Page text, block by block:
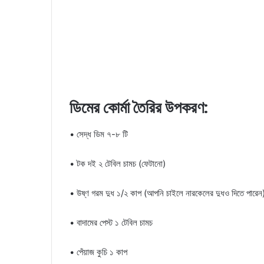
ডিমের কোর্মা তৈরির উপকরণ:
• সেদ্ধ ডিম ৭-৮ টি
• টক দই ২ টেবিল চামচ (ফেটানো)
• উষ্ণ গরম দুধ ১/২ কাপ (আপনি চাইলে নারকেলের দুধও দিতে
• বাদামের পেস্ট ১ টেবিল চামচ
• পেঁয়াজ কুচি ১ কাপ